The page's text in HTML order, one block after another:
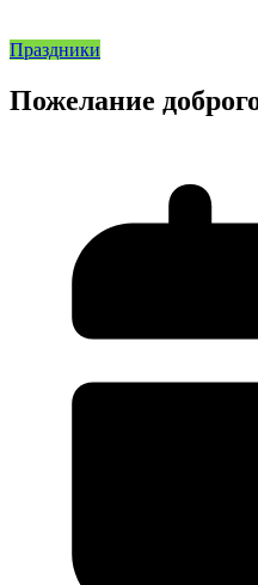
Праздники
Пожелание